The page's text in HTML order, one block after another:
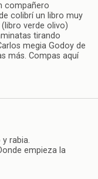
compañero
colibrí un libro muy
verde olivo)
tirando
megia Godoy de
más. Compas aquí
rabia.
empieza la